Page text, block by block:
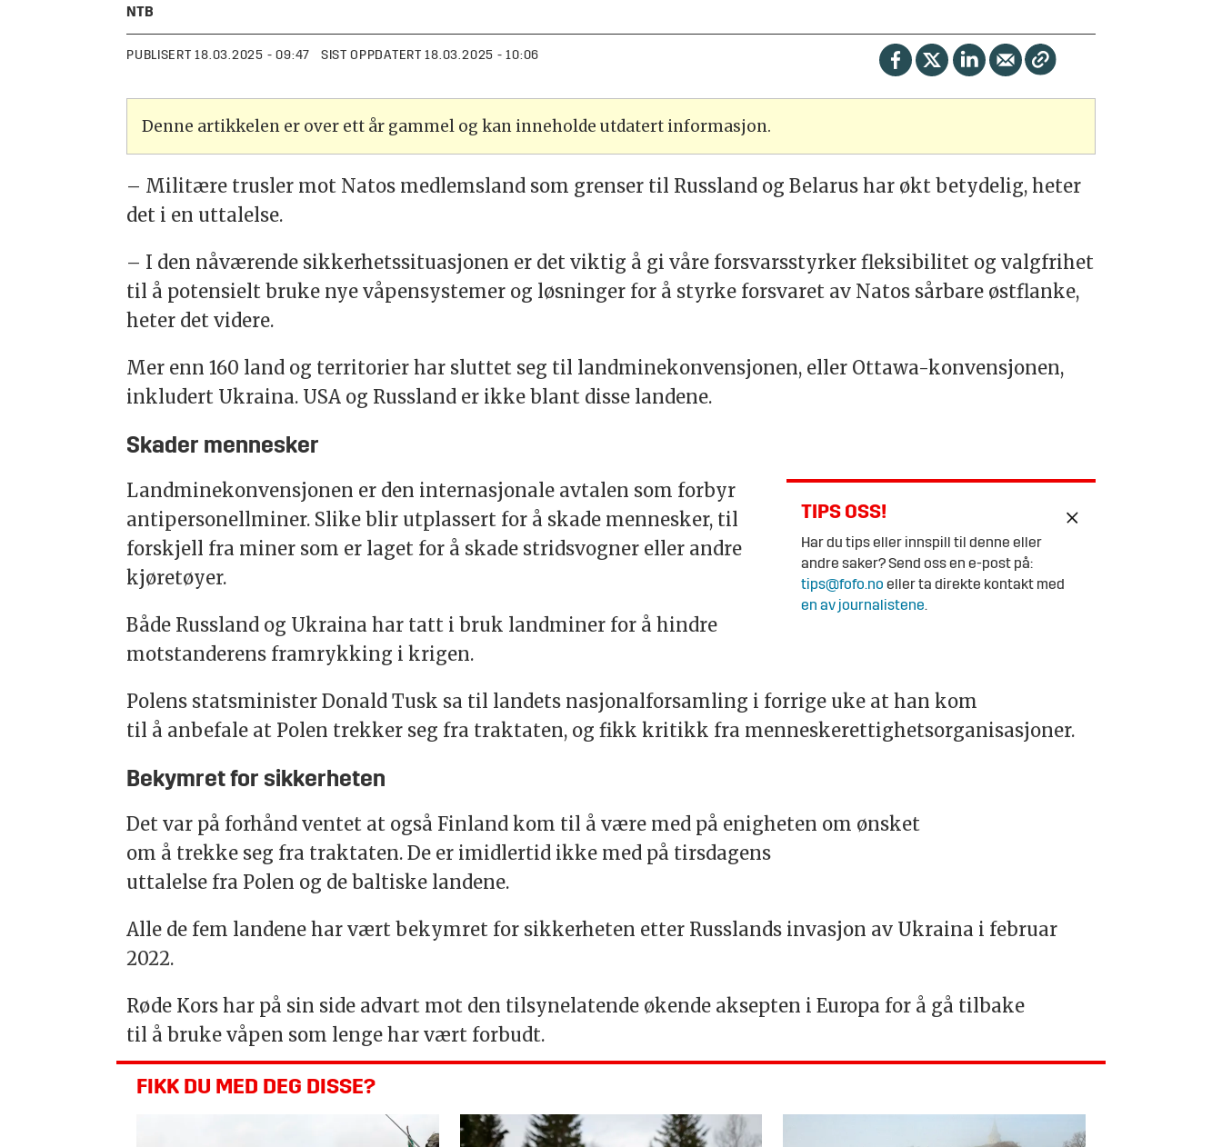
NTB
PUBLISERT 18.03.2025 - 09:47 SIST OPPDATERT 18.03.2025 - 10:06
Denne artikkelen er over ett år gammel og kan inneholde utdatert informasjon.
– Militære trusler mot Natos medlemsland som grenser til Russland og Belarus har økt betydelig, heter
det i en uttalelse.
– I den nåværende sikkerhetssituasjonen er det viktig å gi våre forsvarsstyrker fleksibilitet og valgfrihet
til å potensielt bruke nye våpensystemer og løsninger for å styrke forsvaret av Natos sårbare østflanke,
heter det videre.
Mer enn 160 land og territorier har sluttet seg til landminekonvensjonen, eller Ottawa-konvensjonen,
inkludert Ukraina. USA og Russland er ikke blant disse landene.
Skader mennesker
TIPS OSS!
Har du tips eller innspill til denne eller
andre saker? Send oss en e-post på:
tips@fofo.no eller ta direkte kontakt med
en av journalistene.
Landminekonvensjonen er den internasjonale avtalen som forbyr
antipersonellminer. Slike blir utplassert for å skade mennesker, til
forskjell fra miner som er laget for å skade stridsvogner eller andre
kjøretøyer.
Både Russland og Ukraina har tatt i bruk landminer for å hindre
motstanderens framrykking i krigen.
Polens statsminister Donald Tusk sa til landets nasjonalforsamling i forrige uke at han kom
til å anbefale at Polen trekker seg fra traktaten, og fikk kritikk fra menneskerettighetsorganisasjoner.
Bekymret for sikkerheten
Det var på forhånd ventet at også Finland kom til å være med på enigheten om ønsket
om å trekke seg fra traktaten. De er imidlertid ikke med på tirsdagens
uttalelse fra Polen og de baltiske landene.
Alle de fem landene har vært bekymret for sikkerheten etter Russlands invasjon av Ukraina i februar
2022.
Røde Kors har på sin side advart mot den tilsynelatende økende aksepten i Europa for å gå tilbake
til å bruke våpen som lenge har vært forbudt.
FIKK DU MED DEG DISSE?